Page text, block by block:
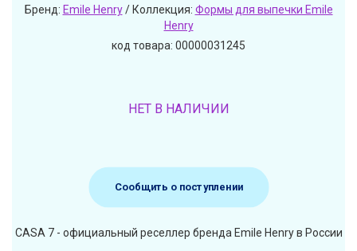
Бренд: Emile Henry/ Коллекция: Формы для выпечки Emile
Henry
код товара: 00000031245
НЕТ В НАЛИЧИИ
Сообщить о поступлении
CASA 7 - официальный реселлер бренда Emile Henry в России